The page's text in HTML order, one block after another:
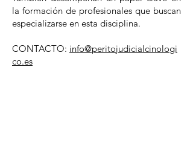
la formación de profesionales que buscan
especializarse en esta disciplina.
CONTACTO: info@peritojudicialcinologi
co.es